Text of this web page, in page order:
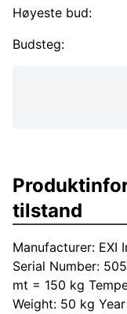
Høyeste bud:
Budsteg:
tilstand
Manufacturer: EXI
Serial Number:
mt = 150 kg
Weight: 50 kg